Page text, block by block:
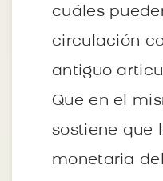
cuáles
circulación
antiguo
Que en el
sostiene que
monetaria